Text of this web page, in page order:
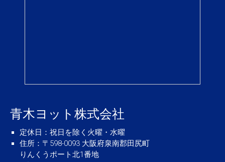
青木ヨット株式会社
定休日 ：祝日を除く火曜・水曜
住所 ：〒598-0093 大阪府泉南郡田尻町
りんくうポート北1番地